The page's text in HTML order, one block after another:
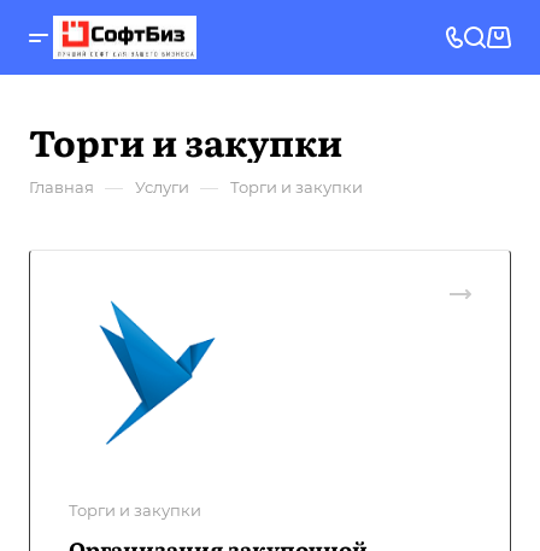
Торги и закупки
Главная — Услуги — Торги и закупки
Торги и закупки